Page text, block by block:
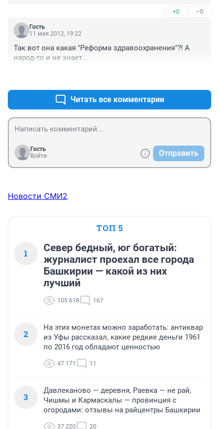
привлечения врачей.
+0 –0
Гость
11 мая 2012, 19:22
Так вот она какая "Реформа здравоохранения"?! А
народ-то и не знает...
Читать все комментарии
Гость
Войти
Отправить
Новости СМИ2
ТОП 5
1
Север бедный, юг богатый:
журналист проехал все города
Башкирии — какой из них
лучший
105 618 167
2
На этих монетах можно заработать: антиквар
из Уфы рассказал, какие редкие деньги 1961
по 2016 год обладают ценностью
47 171 11
3
Давлеканово — деревня, Раевка — не рай,
Чишмы и Кармаскалы — провинция с
огородами: отзывы на райцентры Башкирии
37 220 20